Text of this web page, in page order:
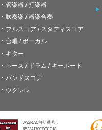
管楽器 / 打楽器
吹奏楽 / 器楽合奏
フルスコア / スタディスコア
合唱 / ボーカル
ギター
ベース / ドラム / キーボード
バンドスコア
ウクレレ
JASRAC許諾番号：